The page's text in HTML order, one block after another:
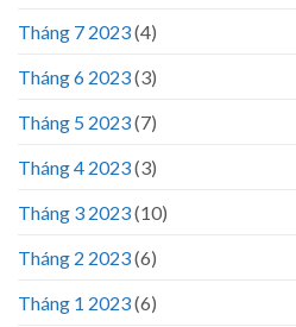
Tháng 7 2023(4)
Tháng 6 2023(3)
Tháng 5 2023(7)
Tháng 4 2023(3)
Tháng 3 2023(10)
Tháng 2 2023(6)
Tháng 1 2023(6)